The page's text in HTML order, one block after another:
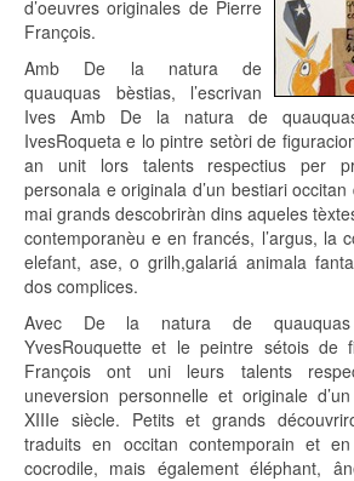
d’oeuvres originales de Pierre
François.
Amb De la natura de
quauquas bèstias, l’escrivan
Ives Amb De la natura de
IvesRoqueta e lo pintre setòri de
an unit lors talents respectius per
personala e originala d’un bestiari
mai grands descobriràn dins aqueles
contemporanèu e en francés, l’argus, la
elefant, ase, o grilh,galariá animala
dos complices.
Avec De la natura de quauquas
YvesRouquette et le peintre sétois de
François ont uni leurs talents
uneversion personnelle et originale
XIIIe siècle. Petits et grands
traduits en occitan contemporain et
cocrodile, mais également éléphant,